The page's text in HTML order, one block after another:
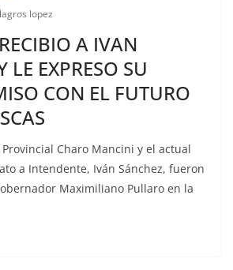
lopez
A IVAN
LE EXPRESO SU
CON EL FUTURO
Charo Mancini y el actual
a Intendente, Iván Sánchez, fueron
Maximiliano Pullaro en la